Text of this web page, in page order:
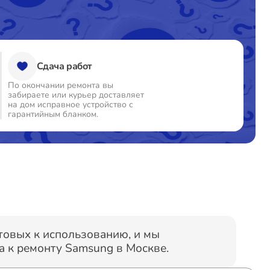
60 минут от 1250₽
60 минут
60 минут от 1590₽
60 минут от 1750₽
60 минут от 1900₽
Сдача работ
По окончании ремонта вы
забираете или курьер доставляет
на дом исправное устройство с
гарантийным бланком.
к использованию, и мы
ремонту Samsung в Москве.